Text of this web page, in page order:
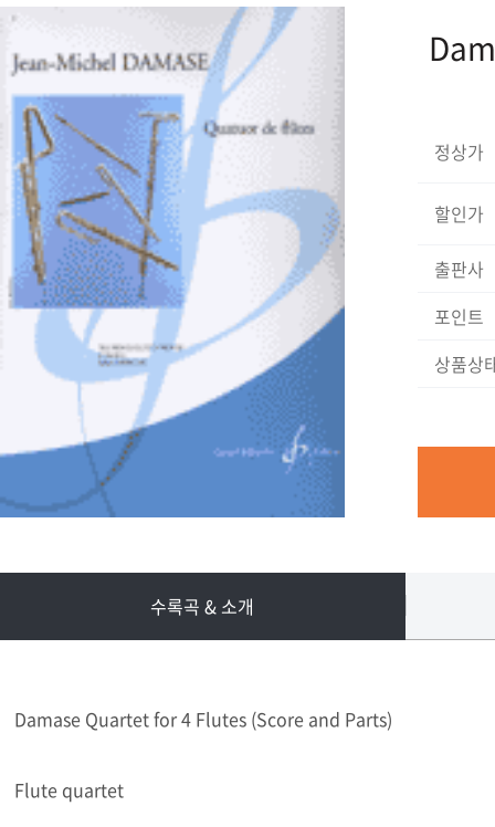
정상가
할인가
출판사
포인트
상품상
수록곡 & 소개
Damase Quartet for 4 Flutes (Score and Parts)
Flute quartet